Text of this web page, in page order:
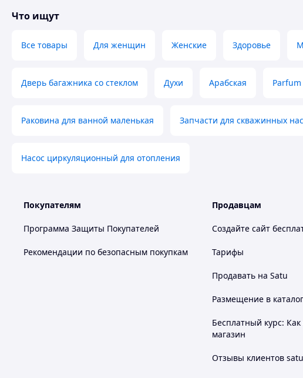
Что ищут
Все товары Для женщин Женские Здоровье
Дверь багажника со стеклом Духи Арабская
Раковина для ванной маленькая Запчасти для скважинных
Насос циркуляционный для отопления
Покупателям
Программа Защиты Покупателей
Рекомендации по безопасным покупкам
Продавцам
Создайте сайт
Тарифы
Продавать на Satu
Размещение в
Бесплатный курс:
магазин
Отзывы клиентов